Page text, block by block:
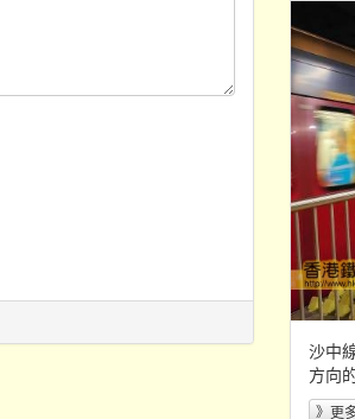
沙中
方向
》更